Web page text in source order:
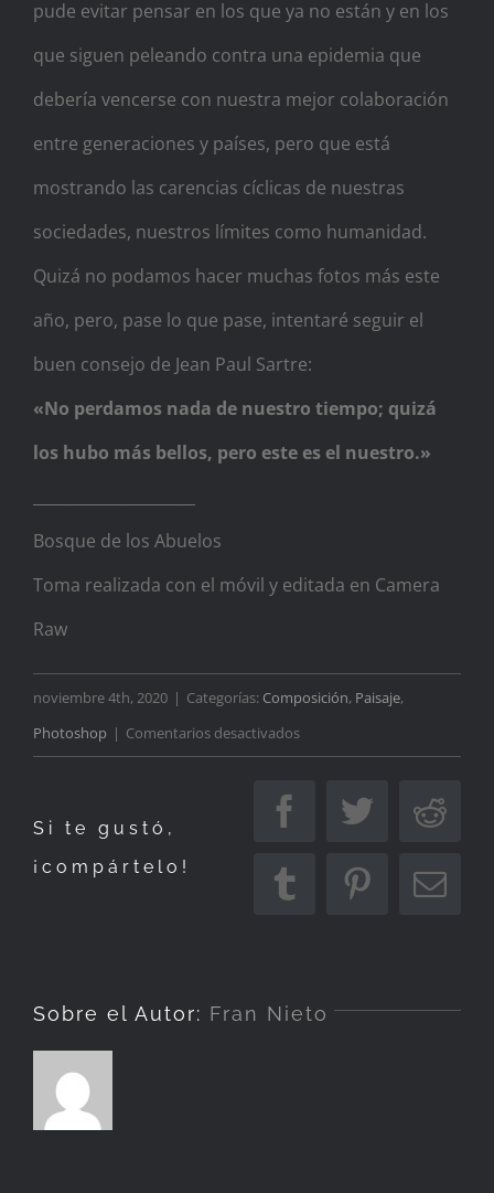
pude evitar pensar en los que ya no están y en los
que siguen peleando contra una epidemia que
debería vencerse con nuestra mejor colaboración
entre generaciones y países, pero que está
mostrando las carencias cíclicas de nuestras
sociedades, nuestros límites como humanidad.
Quizá no podamos hacer muchas fotos más este
año, pero, pase lo que pase, intentaré seguir el
buen consejo de Jean Paul Sartre:
«No perdamos nada de nuestro tiempo; quizá
los hubo más bellos, pero este es el nuestro.»
Bosque de los Abuelos
Toma realizada con el móvil y editada en Camera
Raw
noviembre 4th, 2020 | Categorías: Composición, Paisaje,
Photoshop | Comentarios desactivadosen
nevada
Si te gustó,
¡compártelo!
FacebookTwitter
TumblrPinterest
Sobre el Autor: Fran Nieto